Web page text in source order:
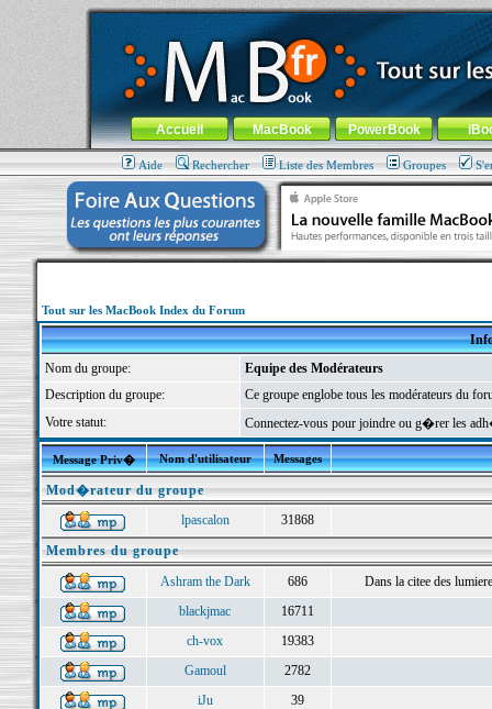
MacBook-fr.com : 100% Apple... 100% nomade !
Aller au contenu-Aller au menu général-Aller au menu de
Menu général
Accueil MacBook PowerBook
Aide Rechercher Liste des Membres Groupes
Tout sur les MacBook Index du Forum
Nom du groupe:
Equipe des Modérateurs
Description du groupe:
Ce groupe englobe tous les modérateurs du
Votre statut:
Connectez-vous pour joindre ou g�rer les
Message Priv� Nom d'utilisateur Messages
Mod�rateur du groupe
lpascalon
31868
Membres du groupe
Ashram the Dark
686
Dans la citee des
blackjmac
16711
ch-vox
19383
Gamoul
2782
iJu
39